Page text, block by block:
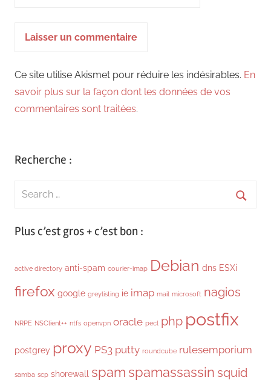
Ce site utilise Akismet pour réduire les indésirables. En
savoir plus sur la façon dont les données de vos
commentaires sont traitées.
Recherche :
Search
Plus c’est gros + c’est bon :
active directory anti-spam courier-imap Debian dns ESXi
firefox google greylisting ie imap mail microsoft nagios
NRPE NSClient++ ntfs openvpn oracle pecl php postfix
postgrey proxy PS3 putty roundcube rulesemporium
samba scp shorewall spam spamassassin squid